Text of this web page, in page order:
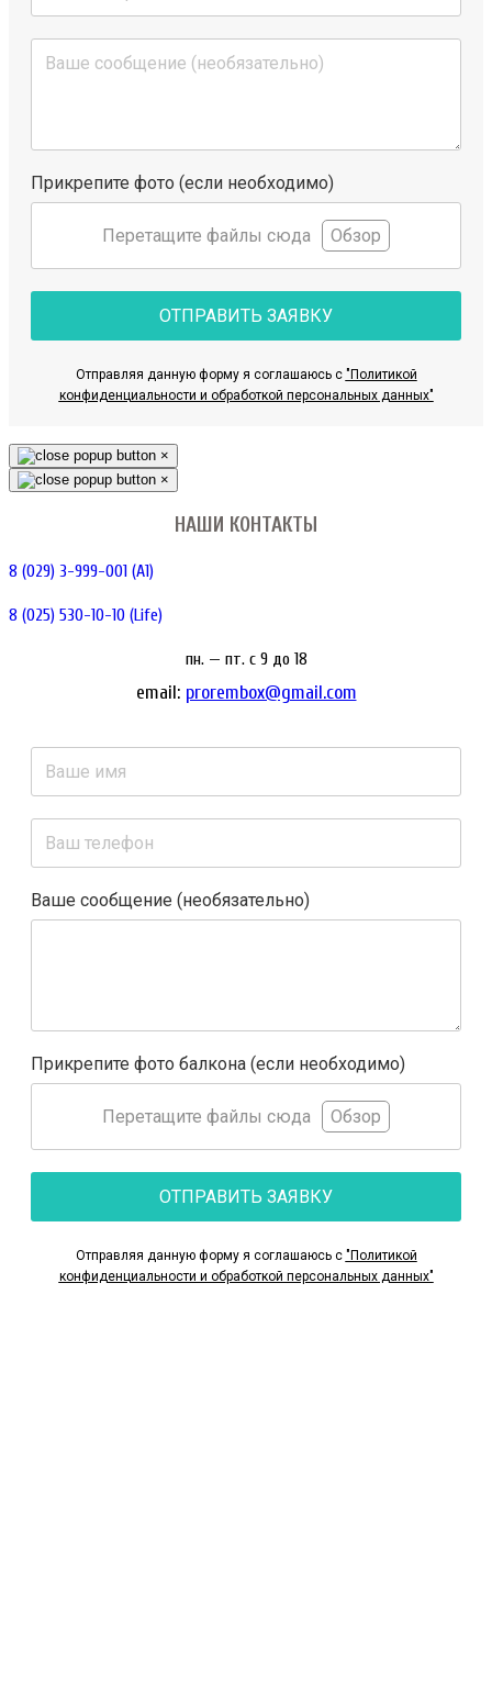
Прикрепите фото (если необходимо)
Перетащите файлы сюда Обзор
ОТПРАВИТЬ ЗАЯВКУ
Отправляя данную форму я соглашаюсь с "Политикой
конфиденциальности и обработкой персональных данных"
×
×
НАШИ КОНТАКТЫ
8 (029) 3-999-001 (A1)
8 (025) 530-10-10 (Life)
пн. — пт. c 9 до 18
email: prorembox@gmail.com
Ваше сообщение (необязательно)
Прикрепите фото балкона (если необходимо)
Перетащите файлы сюда Обзор
ОТПРАВИТЬ ЗАЯВКУ
Отправляя данную форму я соглашаюсь с "Политикой
конфиденциальности и обработкой персональных данных"